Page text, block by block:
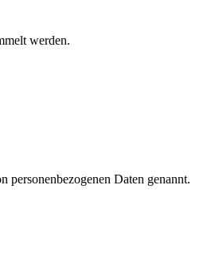
werden.
Daten genannt.